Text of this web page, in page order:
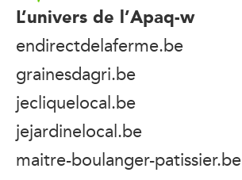
L’univers de l’Apaq-w
endirectdelaferme.be
grainesdagri.be
jecliquelocal.be
jejardinelocal.be
maitre-boulanger-patissier.be